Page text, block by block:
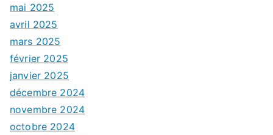
mai 2025
avril 2025
mars 2025
février 2025
janvier 2025
décembre 2024
novembre 2024
octobre 2024